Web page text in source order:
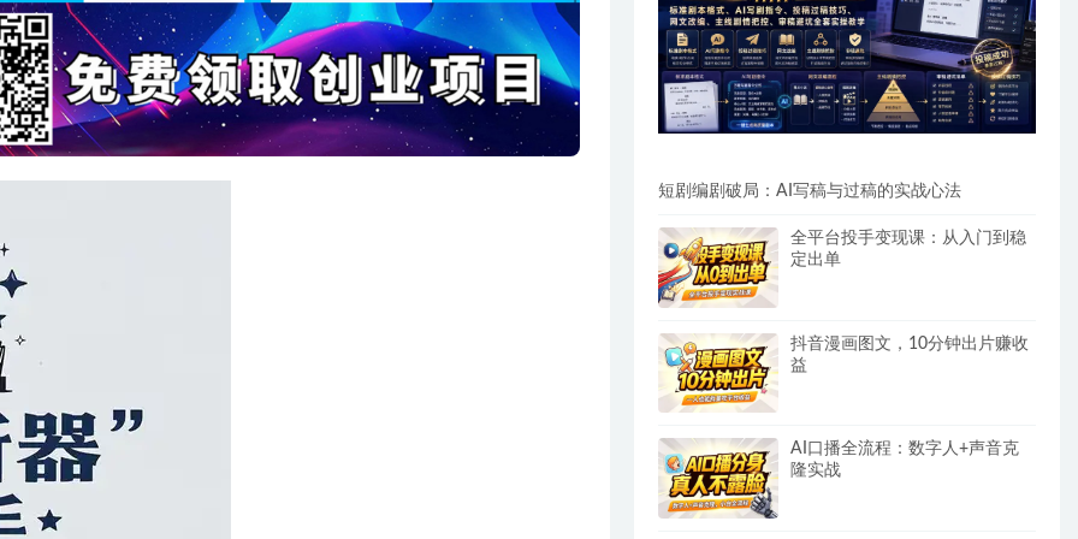
短剧编剧破局：AI写稿与过稿的实战心法
全平台投手变现课：从入门到稳
定出单
抖音漫画图文，10分钟出片赚收
益
AI口播全流程：数字人+声音克
隆实战